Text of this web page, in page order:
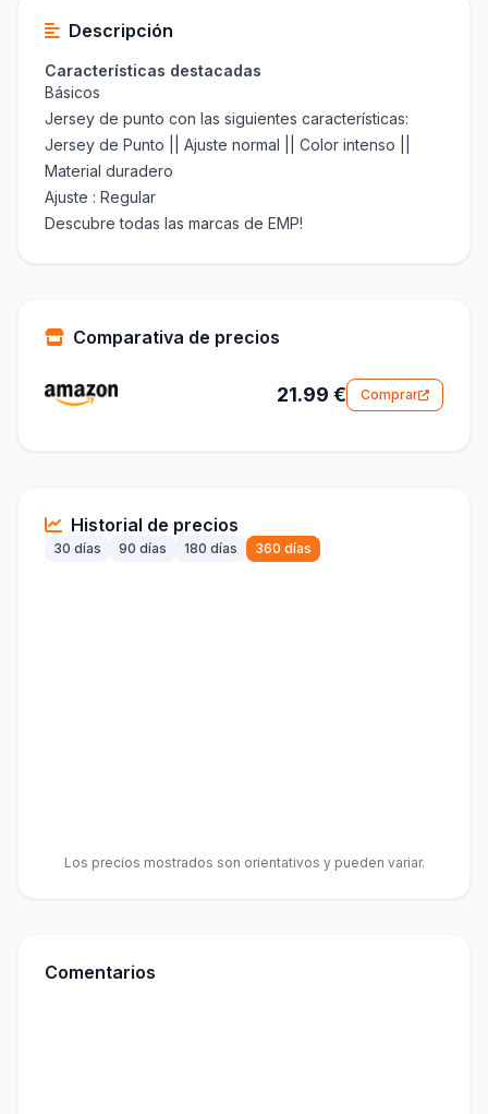
Descripción
Características destacadas
Básicos
Jersey de punto con las siguientes características:
Jersey de Punto || Ajuste normal || Color intenso ||
Material duradero
Ajuste : Regular
Descubre todas las marcas de EMP!
Comparativa de precios
21.99 € Comprar
Historial de precios
30 días 90 días 180 días 360 días
Los precios mostrados son orientativos y pueden variar.
Comentarios